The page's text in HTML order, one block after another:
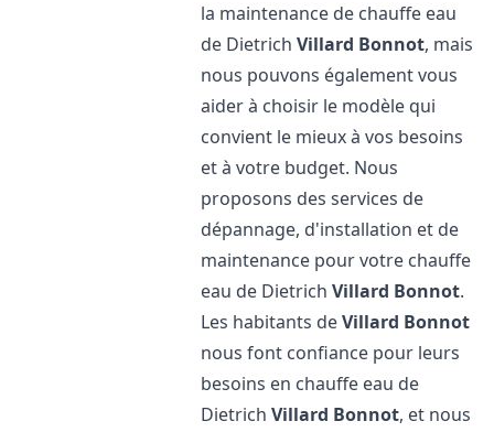
la maintenance de chauffe eau
de DietrichVillard Bonnot, mais
nous pouvons également vous
aider à choisir le modèle qui
convient le mieux à vos besoins
et à votre budget. Nous
proposons des services de
dépannage, d'installation et de
maintenance pour votre chauffe
eau de DietrichVillard Bonnot.
Les habitants deVillard Bonnot
nous font confiance pour leurs
besoins en chauffe eau de
DietrichVillard Bonnot, et nous